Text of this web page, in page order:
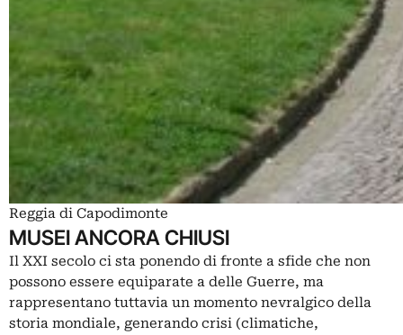
Reggia di Capodimonte
MUSEI ANCORA CHIUSI
Il XXI secolo ci sta ponendo di fronte a sfide che non
possono essere equiparate a delle Guerre, ma
rappresentano tuttavia un momento nevralgico della
storia mondiale, generando crisi (climatiche,